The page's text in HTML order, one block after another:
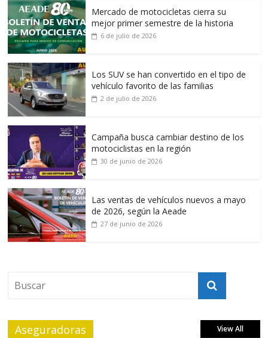
Mercado de motocicletas cierra su
mejor primer semestre de la historia
6 de julio de 2026
Los SUV se han convertido en el tipo de
vehículo favorito de las familias
2 de julio de 2026
Campaña busca cambiar destino de los
motociclistas en la región
30 de junio de 2026
Las ventas de vehículos nuevos a mayo
de 2026, según la Aeade
27 de junio de 2026
Aseguradoras View All